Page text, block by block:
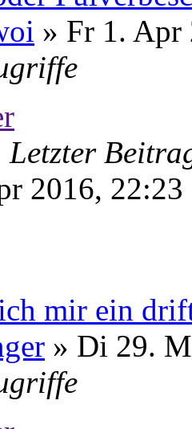
» Fr 1. Apr
Letzter
2016, 22:23
mir ein
» Di 29.